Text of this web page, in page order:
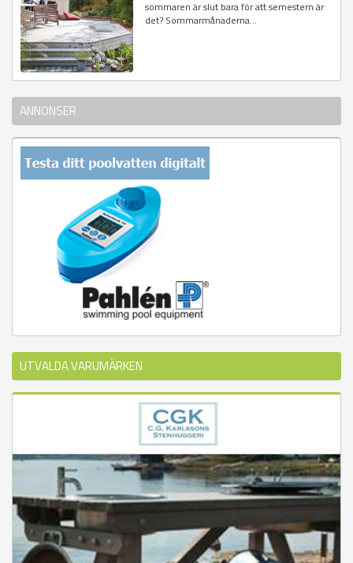
sommaren är slut bara för att semestern är
det? Sommarmånaderna...
ANNONSER
UTVALDA VARUMÄRKEN